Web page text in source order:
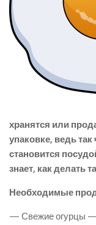
хранятся или
упаковке, ведь
становится
знает, как делать
Необходимые
— Свежие огурцы